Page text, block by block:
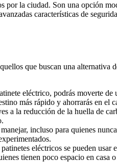
por la ciudad. Son una opción
características de
que buscan una
eléctrico, podrás moverte
más rápido y ahorrarás en el
a la reducción de la huella de
incluso para quienes
eléctricos se pueden
tienen poco espacio en casa